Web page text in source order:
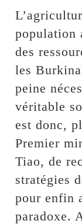
population
des
les
peine
véritable
est donc,
Premier
Tiao, de
stratégies
pour enfin
paradoxe.